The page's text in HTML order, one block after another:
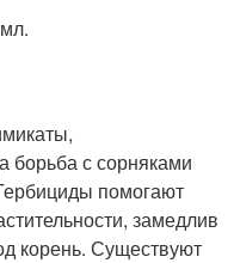
борьба с сорняками
помогают
замедлив
корень. Существуют